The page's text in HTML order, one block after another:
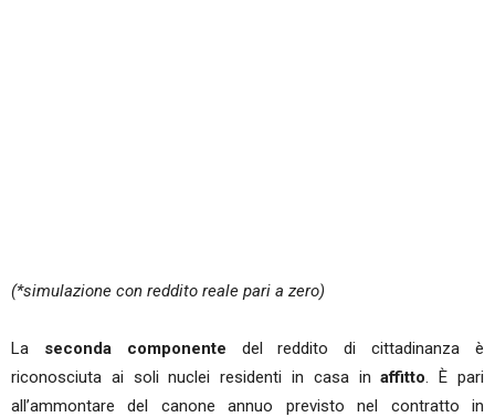
(*simulazione con reddito reale pari a zero)
La seconda componente del reddito di cittadinanza è
riconosciuta ai soli nuclei residenti in casa inaffitto. È pari
all’ammontare del canone annuo previsto nel contratto in